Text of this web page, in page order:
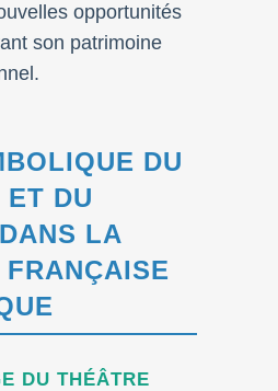
opportunités
son patrimoine
DU
ET DU
LA
FRANÇAISE
DU THÉÂTRE